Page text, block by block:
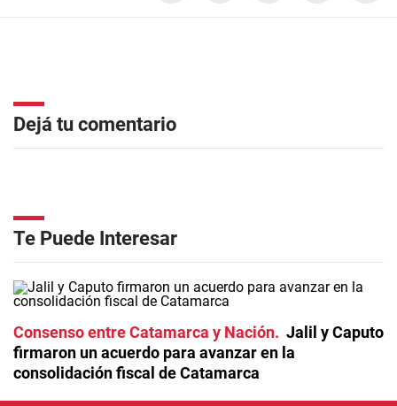
Dejá tu comentario
Te Puede Interesar
Consenso entre Catamarca y Nación
Jalil y Caputo
firmaron un acuerdo para avanzar en la
consolidación fiscal de Catamarca